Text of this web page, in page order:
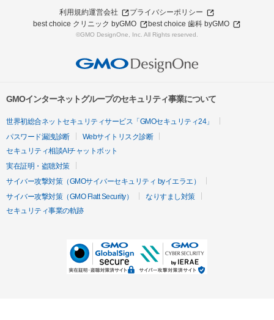
利用規約運営会社
プライバシーポリシー
best choice クリニック byGMO
best choice 歯科 byGMO
©GMO DesignOne, Inc. All Rights reserved.
GMOインターネットグループのセキュリティ事業について
世界初総合ネットセキュリティサービス「GMOセキュリティ24」
パスワード漏洩診断
Webサイトリスク診断
セキュリティ相談AIチャットボット
実在証明・盗聴対策
サイバー攻撃対策（GMOサイバーセキュリティ byイエラエ）
サイバー攻撃対策（GMO Flatt Security）
なりすまし対策
セキュリティ事業の軌跡